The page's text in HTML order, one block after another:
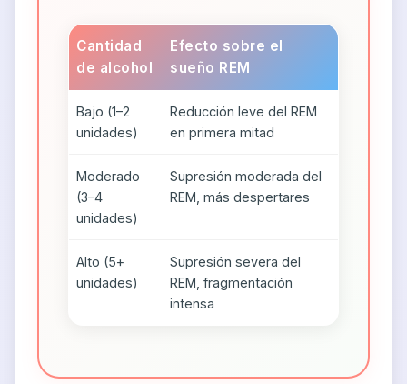
Cantidad
de alcohol
Efecto sobre el
sueño REM
Bajo (1–2
unidades)
Reducción leve del REM
en primera mitad
Moderado
(3–4
unidades)
Supresión moderada del
REM, más despertares
Alto (5+
unidades)
Supresión severa del
REM, fragmentación
intensa